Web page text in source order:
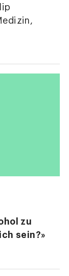
zu
sein?»